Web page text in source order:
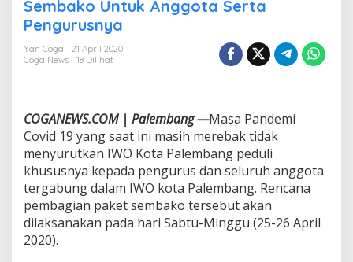
a
g
A
k
a
n
B
a
g
i
Sembako Untuk Anggota Serta
Pengurusnya
Yan Coga
21 April 2020
Coga News
18 Dilihat
COGANEWS.COM | Palembang —Masa Pandemi
Covid 19 yang saat ini masih merebak tidak
menyurutkan IWO Kota Palembang peduli
khususnya kepada pengurus dan seluruh anggota
tergabung dalam IWO kota Palembang. Rencana
pembagian paket sembako tersebut akan
dilaksanakan pada hari Sabtu-Minggu (25-26 April
2020).